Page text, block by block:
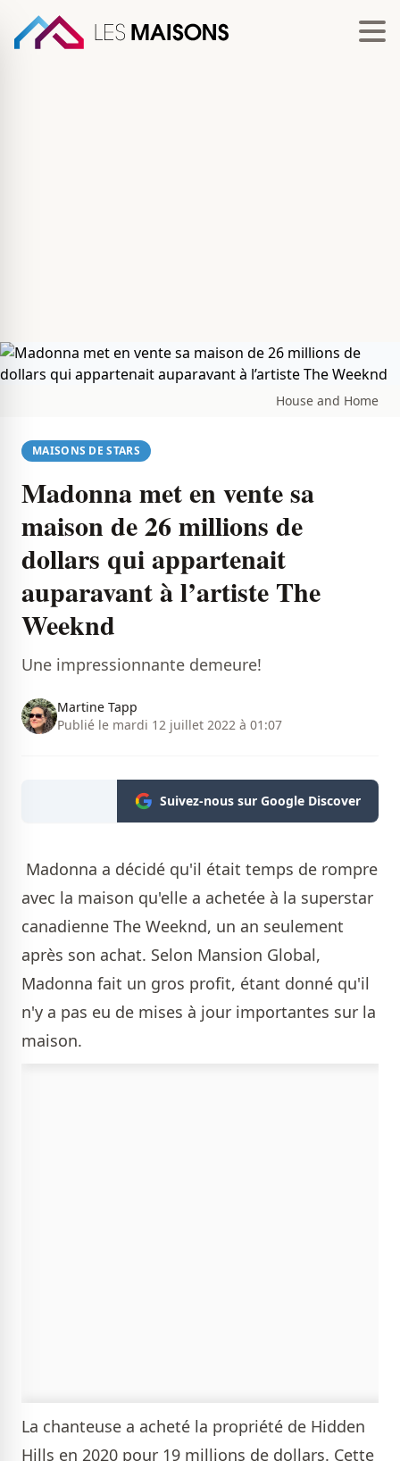
House and Home
MAISONS DE STARS
Madonna met en vente sa
maison de 26 millions de
dollars qui appartenait
auparavant à l’artiste The
Weeknd
Une impressionnante demeure!
Martine Tapp
Publié le mardi 12 juillet 2022 à 01:07
Suivez-nous sur Google Discover
Madonna a décidé qu'il était temps de rompre
avec la maison qu'elle a achetée à la superstar
canadienne The Weeknd, un an seulement
après son achat. Selon Mansion Global,
Madonna fait un gros profit, étant donné qu'il
n'y a pas eu de mises à jour importantes sur la
maison.
La chanteuse a acheté la propriété de Hidden
Hills en 2020 pour 19 millions de dollars. Cette